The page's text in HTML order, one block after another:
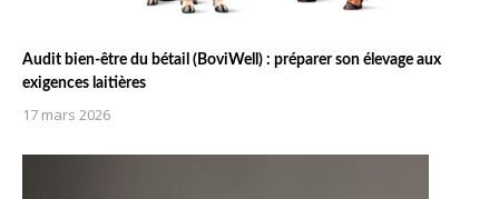
Audit bien-être du bétail (BoviWell) : préparer son élevage aux
exigences laitières
17 mars 2026